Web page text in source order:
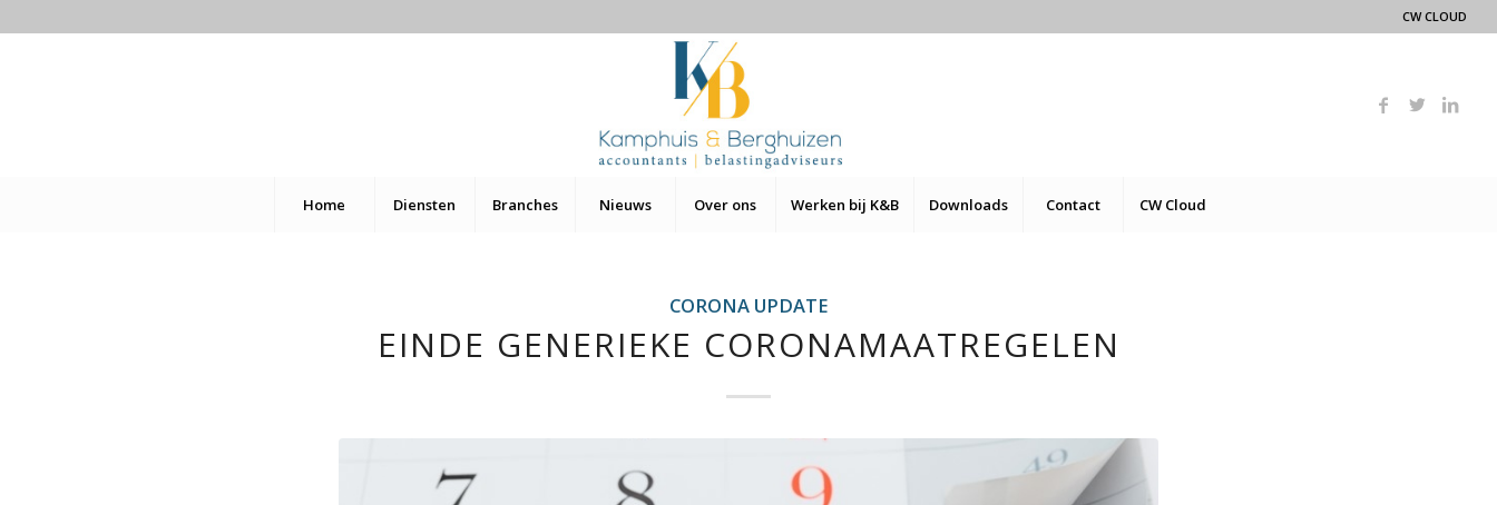
CW CLOUD
Home Diensten Branches Nieuws Over ons Werken bij K&B Downloads Contact CW Cloud
CORONA UPDATE
EINDE GENERIEKE CORONAMAATREGELEN